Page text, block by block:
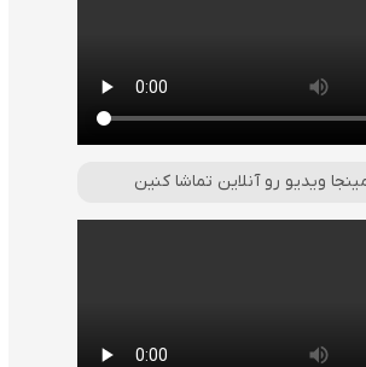
ویدیو رو آنلاین تماشا کنین